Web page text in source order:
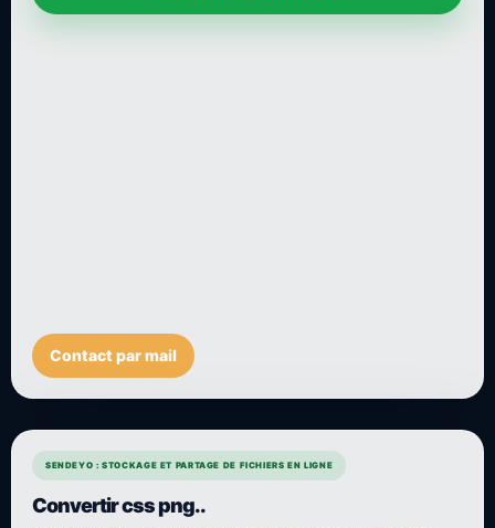
Contact par mail
SENDEYO : STOCKAGE ET PARTAGE DE FICHIERS EN LIGNE
Convertir css png..